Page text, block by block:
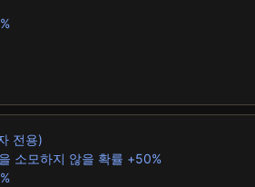
전용)
소모하지 않을 확률 +50%